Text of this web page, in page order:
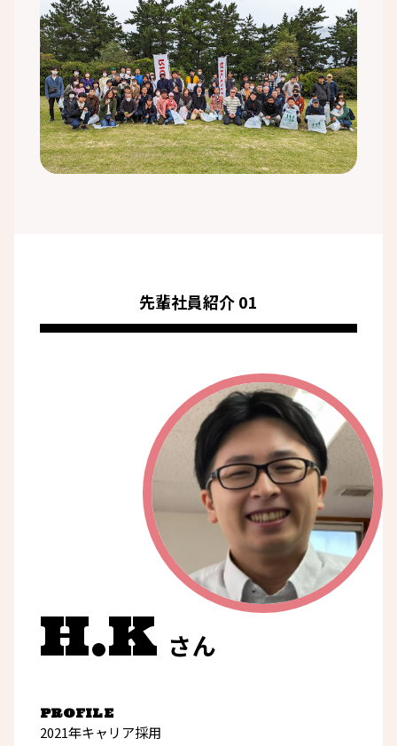
先輩社員紹介 01
H.Kさん
PROFILE
2021年キャリア採用